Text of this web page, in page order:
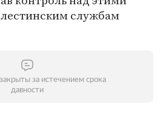
службам
за истечением срока
давности